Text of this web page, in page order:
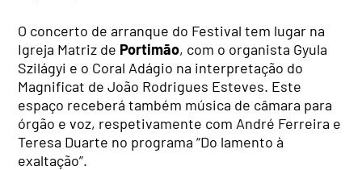
O concerto de arranque do Festival tem lugar na
Igreja Matriz de Portimão, com o organista Gyula
Szilágyi e o Coral Adágio na interpretação do
Magnificat de João Rodrigues Esteves. Este
espaço receberá também música de câmara para
órgão e voz, respetivamente com André Ferreira e
Teresa Duarte no programa “Do lamento à
exaltação”.